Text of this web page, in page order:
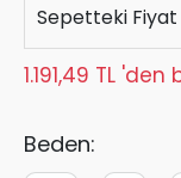
Sepetteki Fiyat
1.191,49 TL
Beden: